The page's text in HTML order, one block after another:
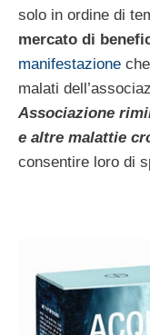
solo in ordine di
mercato di
manifestazione che
malati
Associazione
e altre malattie
consentire loro di